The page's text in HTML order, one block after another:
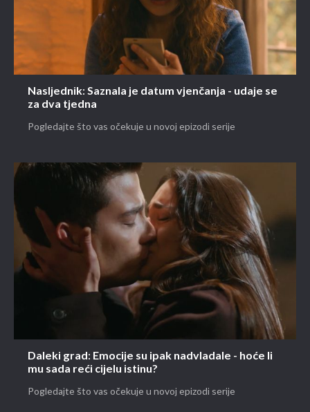
Nasljednik: Saznala je datum vjenčanja - udaje se
za dva tjedna
Pogledajte što vas očekuje u novoj epizodi serije
Daleki grad: Emocije su ipak nadvladale - hoće li
mu sada reći cijelu istinu?
Pogledajte što vas očekuje u novoj epizodi serije